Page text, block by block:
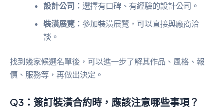
設計公司：選擇有口碑、有經驗的設計公司。
裝潢展覽： 參加裝潢展覽，可以直接與廠商洽
談。
找到幾家候選名單後，可以進一步了解其作品、風格、報
價、服務等，再做出決定。
Q3：簽訂裝潢合約時，應該注意哪些事項？